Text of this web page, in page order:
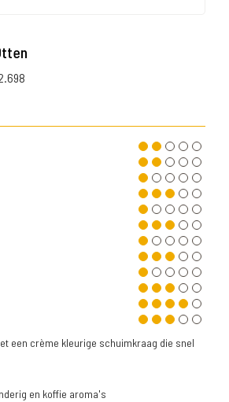
een crème kleurige schuimkraag die snel
en koffie aroma's